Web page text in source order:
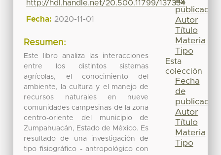
http://hdl.handle.net/20.500.11799/137334
Fecha: 2020-11-01
Resumen:
Este libro analiza las interacciones
entre los distintos sistemas
agrícolas, el conocimiento del
ambiente, la cultura y el manejo de
recursos naturales en nueve
comunidades campesinas de la zona
centro-oriente del municipio de
Zumpahuacán, Estado de México. Es
resultado de una investigación de
tipo fisiográfico - antropológico con
publicación
Autor
Título
Materia
Tipo
Esta
colección
Fecha
de
publicación
Autor
Título
Materia
Tipo